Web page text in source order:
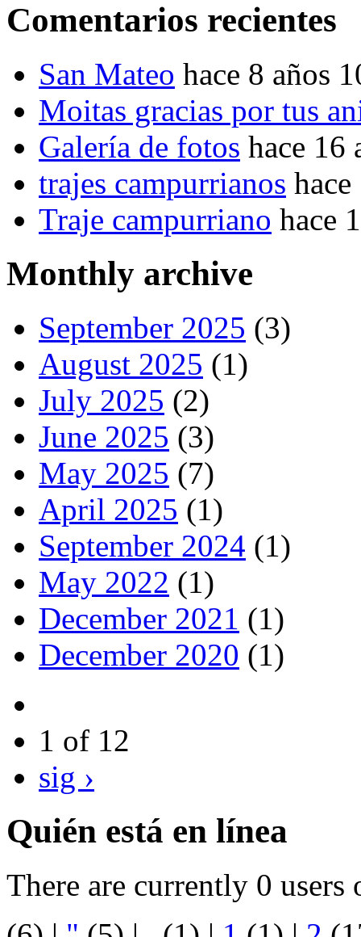
Comentarios recientes
San Mateo hace 8 años
Moitas gracias por tus
Galería de fotos hace 16
trajes campurrianos
Traje campurriano hace
Monthly archive
September 2025 (3)
August 2025 (1)
July 2025 (2)
June 2025 (3)
May 2025 (7)
April 2025 (1)
September 2024 (1)
May 2022 (1)
December 2021 (1)
December 2020 (1)
1 of 12
sig ›
Quién está en línea
There are currently 0 users